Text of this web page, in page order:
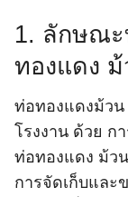
1. ลักษณะ
ทองแดง
ท่อทองแดงม้วน
โรงงาน ด้วย ก
ท่อทองแดง ม้ว
การจัดเก็บและ